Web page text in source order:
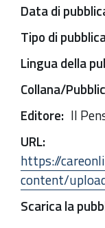
Data di
Tipo di
Lingua della
Collana/
Editore: Il
URL:
https://
content/
Scarica la